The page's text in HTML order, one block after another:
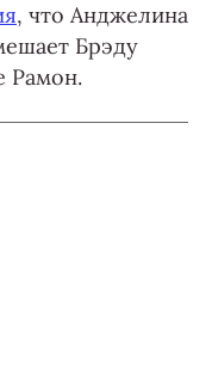
, что Анджелина
Брэду
Рамон.